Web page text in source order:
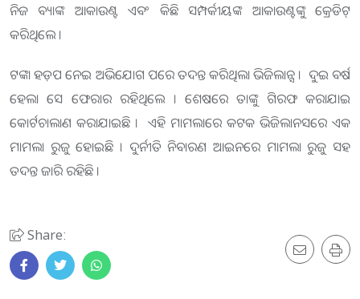
ନିଜ ବ୍ୟାଙ୍କ ଆକାଉଣ୍ଟ ଏବଂ କିଛି ସମ୍ପର୍କୀୟଙ୍କ ଆକାଉଣ୍ଟଙ୍କୁ କ୍ରେଡିଟ୍
କରିଥିଲେ ।
ଟଙ୍କା ହଡ଼ପ ନେଇ ଅଭିଯୋଗ ପରେ ତଦନ୍ତ କରିଥିଲା ଭିଜିଲାନ୍ସ । ଦୁଇ ବର୍ଷ
ହେଲା ସେ ଫେରାର ରହିଥିଲେ । ଶେଷରେ ତାଙ୍କୁ ଗିରଫ କରାଯାଇ
କୋର୍ଟଚାଲାଣ କରାଯାଇଛି । ଏହି ମାମଲାରେ କଟକ ଭିଜିଲାନସରେ ଏକ
ମାମଲା ରୁଜୁ ହୋଇଛି । ଦୁର୍ନୀତି ନିବାରଣ ଆଇନରେ ମାମଲା ରୁଜୁ ସହ
ତଦନ୍ତ ଜାରି ରହିଛି ।
Share: